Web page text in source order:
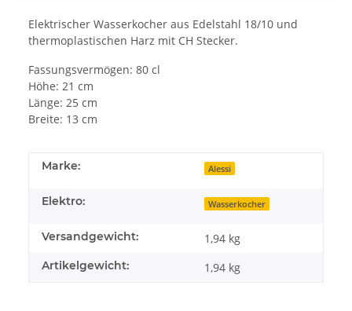
Elektrischer Wasserkocher aus Edelstahl 18/10 und
thermoplastischen Harz mit CH Stecker.
Fassungsvermögen: 80 cl
Höhe: 21 cm
Länge: 25 cm
Breite: 13 cm
Marke: Alessi
Elektro: Wasserkocher
Versandgewicht: 1,94 kg
Artikelgewicht: 1,94 kg